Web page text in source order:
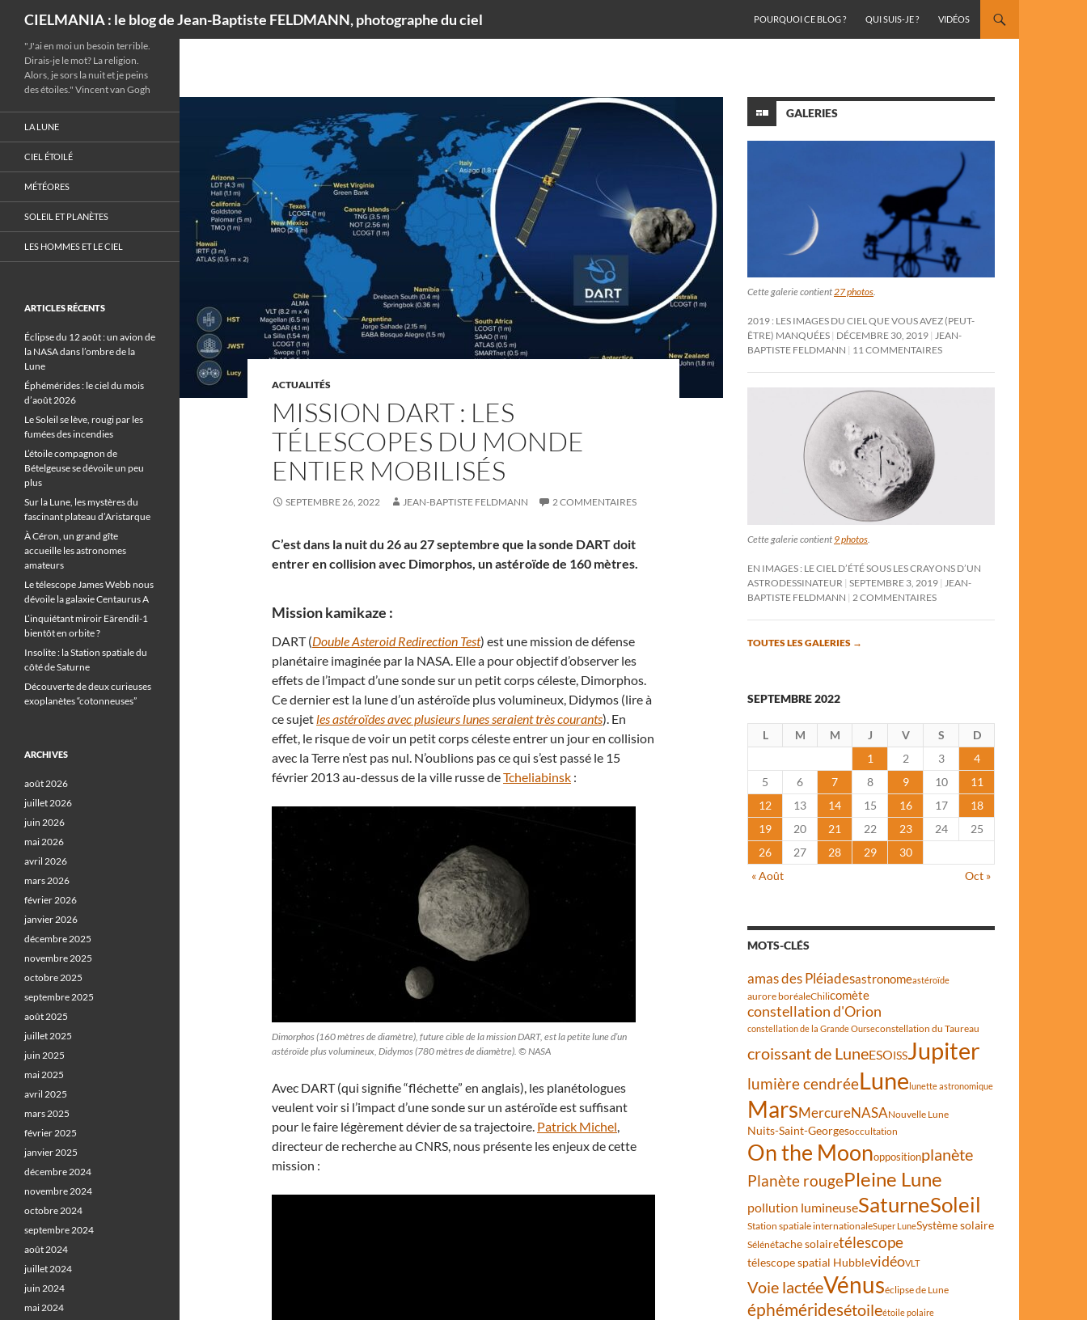
CIELMANIA : le blog de Jean-Baptiste FELDMANN, photographe du ciel
POURQUOI CE BLOG ?
QUI SUIS-JE ? VIDÉOS
ACTUALITÉS
MISSION DART : LES
TÉLESCOPES DU MONDE
ENTIER MOBILISÉS
SEPTEMBRE 26, 2022 JEAN-BAPTISTE FELDMANN 2 COMMENTAIRES
C’est dans la nuit du 26 au 27 septembre que la sonde DART doit
entrer en collision avec Dimorphos, un astéroïde de 160 mètres.
Mission kamikaze :
DART (Double Asteroid Redirection Test) est une mission de défense
planétaire imaginée par la NASA. Elle a pour objectif d’observer les
effets de l’impact d’une sonde sur un petit corps céleste, Dimorphos.
Ce dernier est la lune d’un astéroïde plus volumineux, Didymos (lire à
ce sujetles astéroïdes avec plusieurs lunes seraient très courants). En
effet, le risque de voir un petit corps céleste entrer un jour en collision
avec la Terre n’est pas nul. N’oublions pas ce qui s’est passé le 15
février 2013 au-dessus de la ville russe deTcheliabinsk :
Dimorphos (160 mètres de diamètre), future cible de la mission DART, est la petite lune d’un
astéroïde plus volumineux, Didymos (780 mètres de diamètre). © NASA
Avec DART (qui signifie “fléchette” en anglais), les planétologues
veulent voir si l’impact d’une sonde sur un astéroïde est suffisant
pour le faire légèrement dévier de sa trajectoire. Patrick Michel,
directeur de recherche au CNRS, nous présente les enjeux de cette
mission :
GALERIES
Cette galerie contient27 photos.
2019 : LES IMAGES DU CIEL QUE VOUS AVEZ (PEUT-
ÊTRE) MANQUÉES DÉCEMBRE 30, 2019 JEAN-
BAPTISTE FELDMANN
11 COMMENTAIRES
Cette galerie contient 9 photos
EN IMAGES : LE CIEL D’ÉTÉ SOUS LES CRAYONS D’UN
ASTRODESSINATEUR SEPTEMBRE 3, 2019
JEAN-
BAPTISTE FELDMANN
2 COMMENTAIRES
TOUTES LES GALERIES →
SEPTEMBRE 2022
L M M J V S
D
1
2 3
4
5
6 7 8 9 10
11
12
13 14 15 16 17
18
19
20 21 22 23 24
25
26
27 28 29
30
« Août
Oct »
MOTS-CLÉS
amas des Pléiadesastronomeastéroïde
aurore boréaleChilicomète
constellation d'Orion
constellation de la Grande Ourseconstellation du Taureau
croissant de LuneESOISSJupiter
lumière cendréeLunelunette astronomique
MarsMercureNASANouvelle Lune
Nuits-Saint-Georgesoccultation
On the Moonoppositionplanète
Planète rougePleine Lune
pollution lumineuseSaturneSoleil
Station spatiale internationaleSuper LuneSystème solaire
Sélénétache solairetélescope
télescope spatial HubblevidéoVLT
Voie lactéeVénuséclipse de Lune
éphéméridesétoileétoile polaire
"J'ai en moi un besoin terrible.
Dirais-je le mot? La religion.
Alors, je sors la nuit et je peins
des étoiles." Vincent van Gogh
LA LUNE
CIEL ÉTOILÉ
MÉTÉORES
SOLEIL ET PLANÈTES
LES HOMMES ET LE CIEL
ARTICLES RÉCENTS
Éclipse du 12 août : un avion de
la NASA dans l’ombre de la
Lune
Éphémérides : le ciel du mois
d’août 2026
Le Soleil se lève, rougi par les
fumées des incendies
L’étoile compagnon de
Bételgeuse se dévoile un peu
plus
Sur la Lune, les mystères du
fascinant plateau d’Aristarque
À Céron, un grand gîte
accueille les astronomes
amateurs
Le télescope James Webb nous
dévoile la galaxie Centaurus A
L’inquiétant miroir Eärendil-1
bientôt en orbite ?
Insolite : la Station spatiale du
côté de Saturne
Découverte de deux curieuses
exoplanètes “cotonneuses”
ARCHIVES
août 2026
juillet 2026
juin 2026
mai 2026
avril 2026
mars 2026
février 2026
janvier 2026
décembre 2025
novembre 2025
octobre 2025
septembre 2025
août 2025
juillet 2025
juin 2025
mai 2025
avril 2025
mars 2025
février 2025
janvier 2025
décembre 2024
novembre 2024
octobre 2024
septembre 2024
août 2024
juillet 2024
juin 2024
mai 2024